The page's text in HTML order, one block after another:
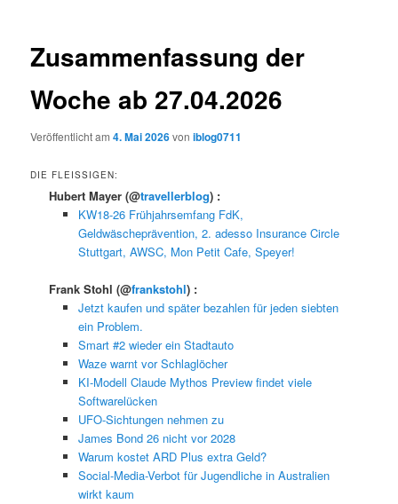
Zusammenfassung der
Woche ab 27.04.2026
Veröffentlicht am4. Mai 2026voniblog0711
DIE FLEISSIGEN:
Hubert Mayer(@travellerblog) :
KW18-26 Frühjahrsemfang FdK,
Geldwäscheprävention, 2. adesso Insurance Circle
Stuttgart, AWSC, Mon Petit Cafe, Speyer!
Frank Stohl(@frankstohl) :
Jetzt kaufen und später bezahlen für jeden siebten
ein Problem.
Smart #2 wieder ein Stadtauto
Waze warnt vor Schlaglöcher
KI-Modell Claude Mythos Preview findet viele
Softwarelücken
UFO-Sichtungen nehmen zu
James Bond 26 nicht vor 2028
Warum kostet ARD Plus extra Geld?
Social-Media-Verbot für Jugendliche in Australien
wirkt kaum